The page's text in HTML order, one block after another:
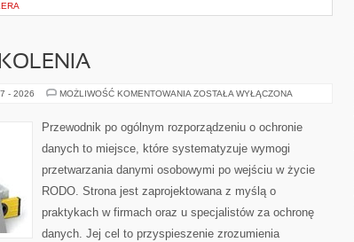
- 2026 MOŻLIWOŚĆ KOMENTOWANIA EDUKACJA
ZOSTAŁA WYŁĄCZONA
Przewodnik po ogólnym rozporządzeniu o ochronie
danych to miejsce, które systematyzuje wymogi
przetwarzania danymi osobowymi po wejściu w życie
RODO. Strona jest zaprojektowana z myślą o
praktykach w firmach oraz u specjalistów za ochronę
danych. Jej cel to przyspieszenie zrozumienia